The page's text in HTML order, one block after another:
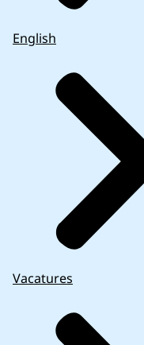
English
Vacatures